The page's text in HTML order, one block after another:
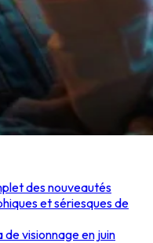
des nouveautés
et sériesques de
visionnage en juin